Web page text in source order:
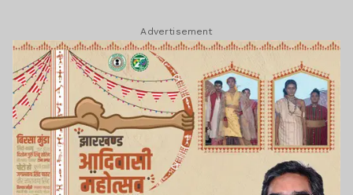
Advertisement